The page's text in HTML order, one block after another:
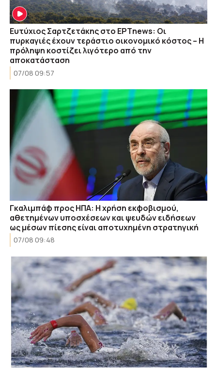
Ευτύχιος Σαρτζετάκης στο ΕΡΤnews: Οι
πυρκαγιές έχουν τεράστιο οικονομικό κόστος – Η
πρόληψη κοστίζει λιγότερο από την
αποκατάσταση
07/08 09:57
Γκαλιμπάφ προς ΗΠΑ: Η χρήση εκφοβισμού,
αθετημένων υποσχέσεων και ψευδών ειδήσεων
ως μέσων πίεσης είναι αποτυχημένη στρατηγική
07/08 09:48